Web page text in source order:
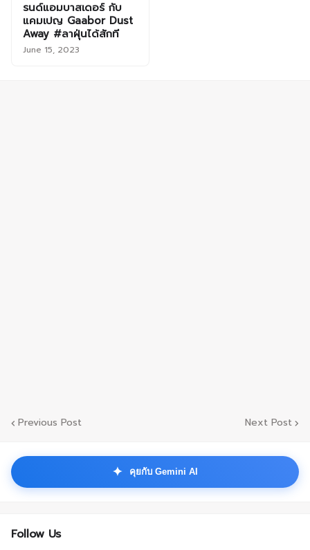
รนด์แอมบาสเดอร์ กับ
แคมเปญ Gaabor Dust
Away #ลาฝุ่นได้สักที
June 15, 2023
Previous Post Next Post
✦ คุยกับ Gemini AI
Follow Us